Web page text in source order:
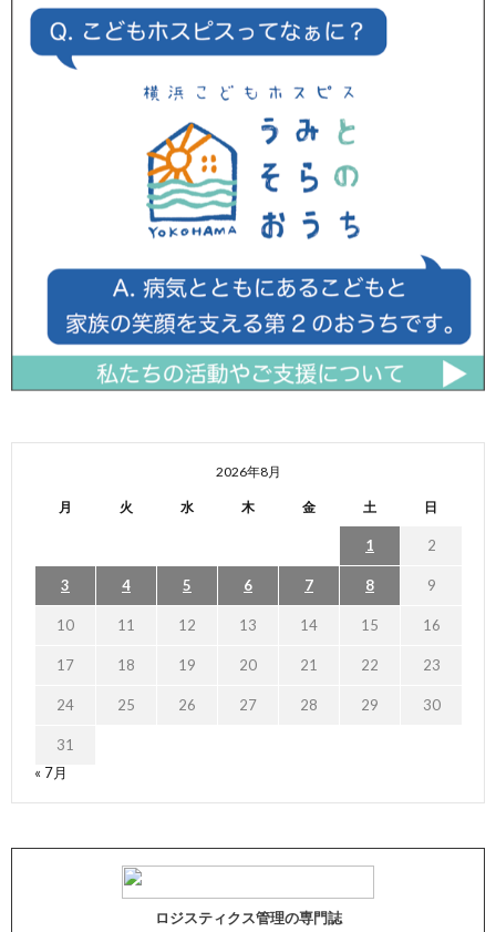
2026年8月
月 火 水 木 金 土 日
1 2
3 4 5 6 7 8 9
10 11 12 13 14 15 16
17 18 19 20 21 22 23
24 25 26 27 28 29 30
31
« 7月
ロジスティクス管理の専門誌